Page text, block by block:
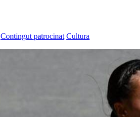
Contingut patrocinat Cultura